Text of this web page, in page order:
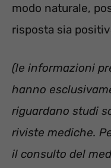
modo naturale,
risposta sia
(le informazioni
hanno
riguardano studi
riviste mediche.
il consulto del